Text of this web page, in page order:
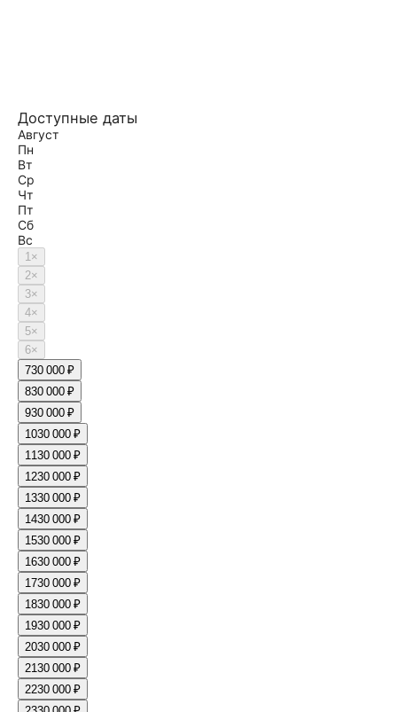
Доступные даты
Август
Пн
Вт
Ср
Чт
Пт
Сб
Вс
1×
2×
3×
4×
5×
6×
730 000 ₽
830 000 ₽
930 000 ₽
1030 000 ₽
1130 000 ₽
1230 000 ₽
1330 000 ₽
1430 000 ₽
1530 000 ₽
1630 000 ₽
1730 000 ₽
1830 000 ₽
1930 000 ₽
2030 000 ₽
2130 000 ₽
2230 000 ₽